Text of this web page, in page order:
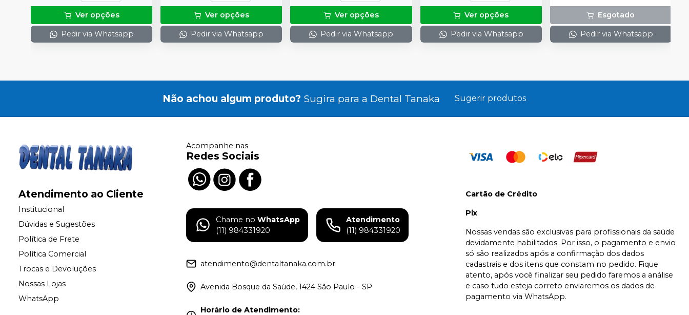
Ver opções
Pedir via Whatsapp
Ver opções
Pedir via Whatsapp
Ver opções
Pedir via Whatsapp
Ver opções
Pedir via Whatsapp
Esgotado
Pedir via Whatsapp
Não achou algum produto? Sugira para a Dental Tanaka Sugerir produtos
Atendimento ao Cliente
Institucional
Dúvidas e Sugestões
Política de Frete
Política Comercial
Trocas e Devoluções
Nossas Lojas
WhatsApp
Acompanhe nas
Redes Sociais
Chame no WhatsApp
(11) 984331920
Atendimento
(11) 984331920
atendimento@dentaltanaka.com.br
Avenida Bosque da Saúde, 1424 São Paulo - SP
Horário de Atendimento:
Cartão de Crédito
Pix
Nossas vendas são exclusivas para profissionais da saúde
devidamente habilitados. Por isso, o pagamento e envio
só são realizados após a confirmação dos dados
cadastrais e dos itens que constam no pedido. Fique
atento, após você finalizar seu pedido faremos a análise
e caso tudo esteja correto enviaremos os dados de
pagamento via WhatsApp.